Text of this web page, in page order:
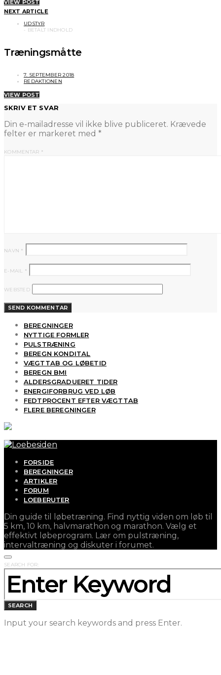
VIEW POST
NEXT ARTICLE
UDSTYR
Træningsmåtte
7. SEPTEMBER 2018
REDAKTIONEN
VIEW POST
SKRIV ET SVAR
Din e-mailadresse vil ikke blive publiceret. Krævede
felter er markeret med *
KOMMENTAR *
NAVN *
E-MAIL *
WEBSTED
BEREGNINGER
NYTTIGE FORMLER
PULSTRÆNING
BEREGN KONDITAL
VÆGTTAB OG LØBETID
BEREGN BMI
ALDERSGRADUERET TIDER
ENERGIFORBRUG VED LØB
FEDTPROCENT EFTER VÆGTTAB
FLERE BEREGNINGER
FORSIDE
BEREGNINGER
ARTIKLER
FORUM
LOEBERUTER
Din guide til løbetræning. Find nyttig viden om løb til
5 km, 10 km, halvmarathon og marathon. Vælg et
effektivt løbeprogram. Lær om pulstræning,
intervaltræning og diskuter i forumet.
SEARCH FOR:
SEARCH
Input your search keywords and press Enter.